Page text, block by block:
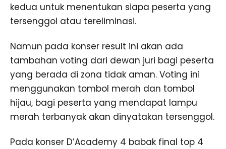
kedua untuk menentukan siapa peserta yang
tersenggol atau tereliminasi.
Namun pada konser result ini akan ada
tambahan voting dari dewan juri bagi peserta
yang berada di zona tidak aman. Voting ini
menggunakan tombol merah dan tombol
hijau, bagi peserta yang mendapat lampu
merah terbanyak akan dinyatakan tersenggol.
Pada konser D’Academy 4 babak final top 4